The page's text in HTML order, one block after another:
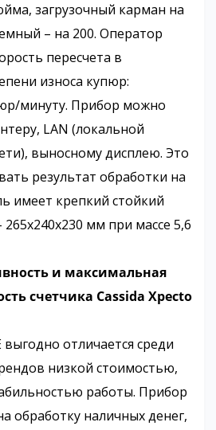
загрузочный карман на
– на 200. Оператор
пересчета в
износа купюр:
минуту. Прибор можно
LAN (локальной
выносному дисплею. Это
результат обработки на
имеет крепкий стойкий
265х240х230 мм при массе 5,6
и максимальная
счетчика Cassida Xpecto
выгодно отличается среди
низкой стоимостью,
работы. Прибор
обработку наличных денег,